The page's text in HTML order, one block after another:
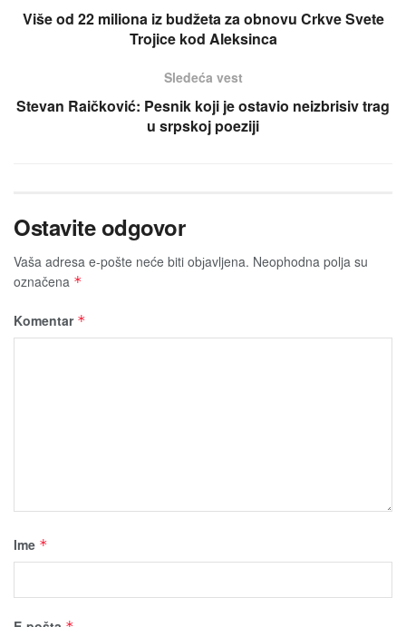
Više od 22 miliona iz budžeta za obnovu Crkve Svete
Trojice kod Aleksinca
Sledeća vest
Stevan Raičković: Pesnik koji je ostavio neizbrisiv trag
u srpskoj poeziji
Ostavite odgovor
Vaša adresa e-pošte neće biti obјavljena. Neophodna polja su
označena *
Komentar *
Ime *